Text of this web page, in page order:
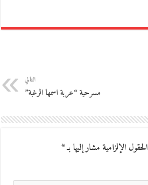
التالي
مسرحية “عربة اسمها الرغبة”
الحقول الإلزامية مشار إليها بـ*